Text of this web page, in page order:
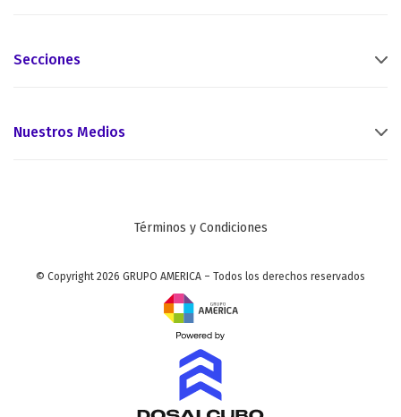
Secciones
Nuestros Medios
Términos y Condiciones
© Copyright 2026 GRUPO AMERICA – Todos los derechos reservados